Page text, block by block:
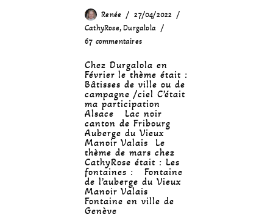
Renée
27/04/2022
CathyRose,Durgalola
67 commentaires
Chez Durgalola en
Février le thème était :
Bâtisses de ville ou de
campagne /ciel C’était
ma participation
Alsace Lac noir
canton de Fribourg
Auberge du Vieux
Manoir Valais Le
thème de mars chez
CathyRose était : Les
fontaines : Fontaine
de l’auberge du Vieux
Manoir Valais
Fontaine en ville de
Genève